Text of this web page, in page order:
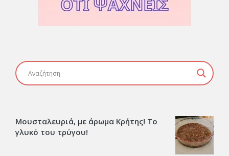
Μουσταλευριά, με άρωμα Κρήτης! Το
γλυκό του τρύγου!